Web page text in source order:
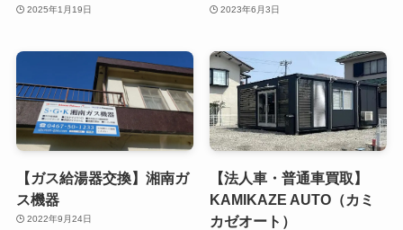
2025年1月19日 2023年6月3日
【ガス給湯器交換】湘南ガ
ス機器
2022年9月24日
【法人車・普通車買取】
KAMIKAZE AUTO（カミ
カゼオート）